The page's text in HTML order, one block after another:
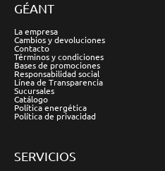
GÉANT
La empresa
Cambios y devoluciones
Contacto
Términos y condiciones
Bases de promociones
Responsabilidad social
Línea de Transparencia
Sucursales
Catálogo
Política energética
Política de privacidad
SERVICIOS